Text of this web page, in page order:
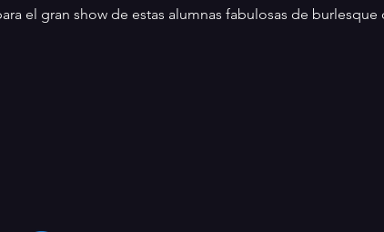
el gran show de estas alumnas fabulosas de burlesque